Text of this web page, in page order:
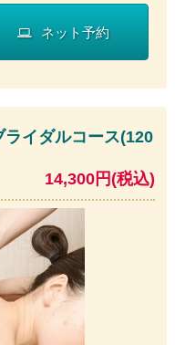
ネット予約
ライダルコース(120
14,300円(税込)